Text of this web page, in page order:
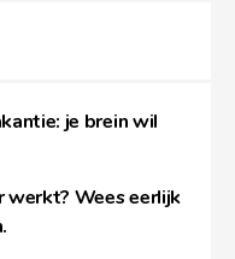
je brein wil
werkt? Wees eerlijk